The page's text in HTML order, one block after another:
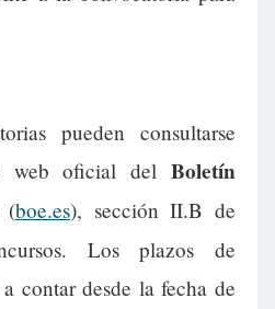
pueden consultarse
web oficial del Boletín
(boe.es), sección II.B de
Los plazos de
contar desde la fecha de